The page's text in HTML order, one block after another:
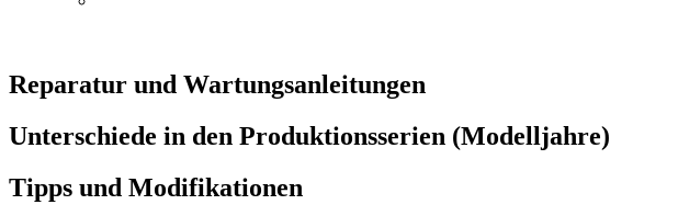
Reparatur und Wartungsanleitungen
Unterschiede in den Produktionsserien (Modelljahre)
Tipps und Modifikationen